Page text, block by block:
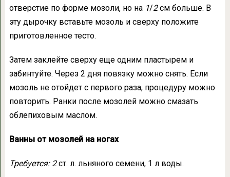
отверстие по форме мозоли, но на 1/2см больше. В
эту дырочку вставьте мозоль и сверху положите
приготовленное тесто.
Затем заклейте сверху еще одним пластырем и
забинтуйте. Через 2 дня повязку можно снять. Если
мозоль не отойдет с первого раза, процедуру можно
повторить. Ранки после мозолей можно смазать
облепиховым маслом.
Ванны от мозолей на ногах
Требуется: 2ст. л. льняного семени, 1 л воды.